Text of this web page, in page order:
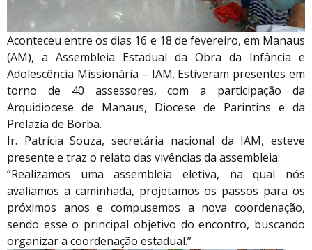
Aconteceu entre os dias 16 e 18 de fevereiro, em Manaus
(AM), a Assembleia Estadual da Obra da Infância e
Adolescência Missionária – IAM. Estiveram presentes em
torno de 40 assessores, com a participação da
Arquidiocese de Manaus, Diocese de Parintins e da
Prelazia de Borba.
Ir. Patrícia Souza, secretária nacional da IAM, esteve
presente e traz o relato das vivências da assembleia:
“Realizamos uma assembleia eletiva, na qual nós
avaliamos a caminhada, projetamos os passos para os
próximos anos e compusemos a nova coordenação,
sendo esse o principal objetivo do encontro, buscando
organizar a coordenação estadual.”